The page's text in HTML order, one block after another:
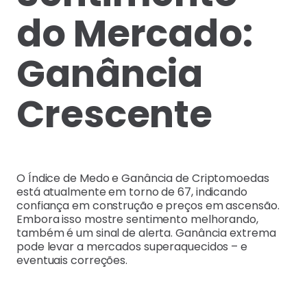
do Mercado:
Ganância
Crescente
O Índice de Medo e Ganância de Criptomoedas
está atualmente em torno de 67, indicando
confiança em construção e preços em ascensão.
Embora isso mostre sentimento melhorando,
também é um sinal de alerta. Ganância extrema
pode levar a mercados superaquecidos – e
eventuais correções.